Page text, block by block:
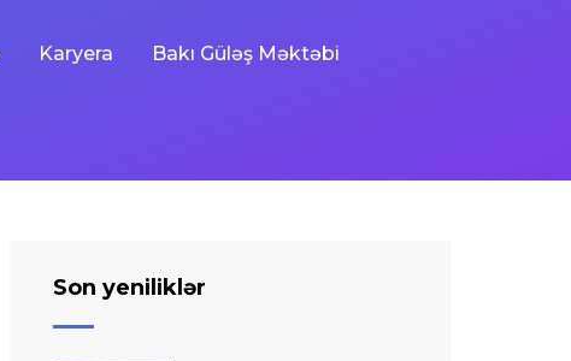
Karyera Bakı Güləş Məktəbi
Son yeniliklər